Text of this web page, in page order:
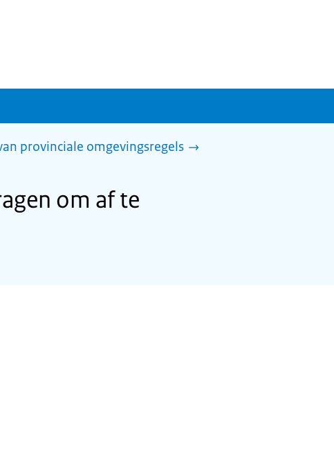
provinciale omgevingsregels
om af te